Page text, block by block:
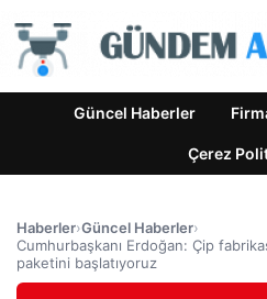
Güncel Haberler
Çerez
Haberler›Güncel Haberler›
Cumhurbaşkanı Erdoğan: Çip
paketini başlatıyoruz